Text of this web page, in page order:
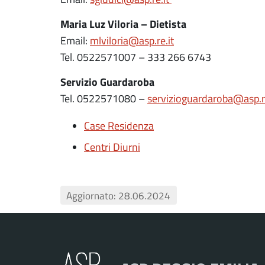
Maria Luz Viloria – Dietista
Email: mlviloria@asp.re.it
Tel. 0522571007 – 333 266 6743
Servizio Guardaroba
Tel. 0522571080 –
Case Residenza
Centri Diurni
Aggiornato: 28.06.2024